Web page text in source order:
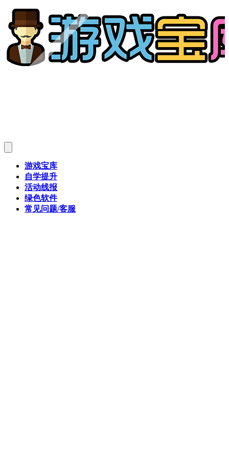
游戏宝库
自学提升
活动线报
绿色软件
常见问题/客服